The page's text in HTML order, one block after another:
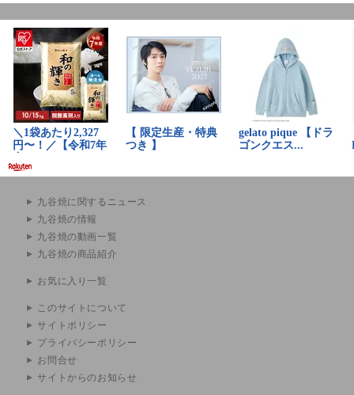
九谷焼に関するニュース
九谷焼の情報
九谷焼の動画一覧
九谷焼の商品紹介
お気に入り一覧
このサイトについて
サイトポリシー
プライバシーポリシー
お問合せ
サイトからのお知らせ